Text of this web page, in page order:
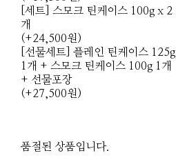
[세트] 스모크 틴케이스 100g x 2
개
(+24,500원)
[선물세트] 플레인 틴케이스 125g
1개 + 스모크 틴케이스 100g 1개
+ 선물포장
(+27,500원)
품절된 상품입니다.